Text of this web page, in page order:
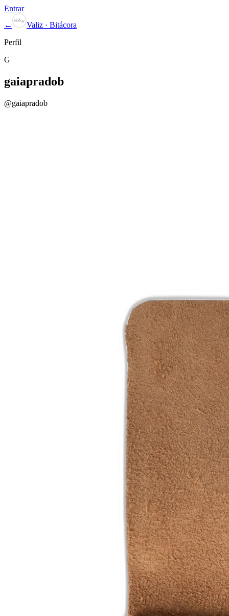
Entrar
←
Valiz · Bitácora
Perfil
G
gaiapradob
@gaiapradob